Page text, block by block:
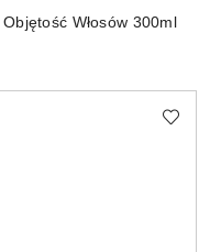
Włosów 300ml